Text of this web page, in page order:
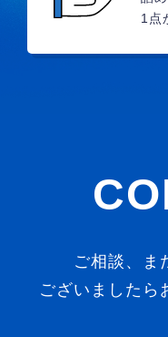
1点
ご相談、ま
ございましたら